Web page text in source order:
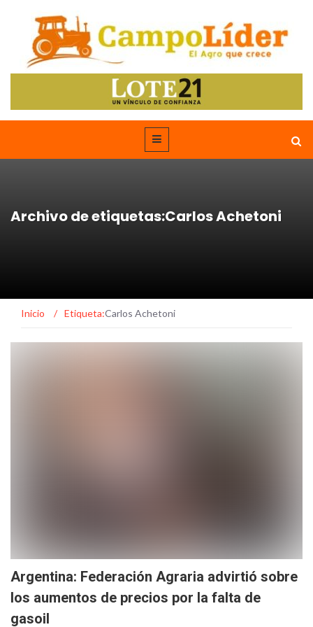
Archivo de etiquetas:Carlos Achetoni
Inicio / Etiqueta:Carlos Achetoni
Argentina: Federación Agraria advirtió sobre
los aumentos de precios por la falta de
gasoil